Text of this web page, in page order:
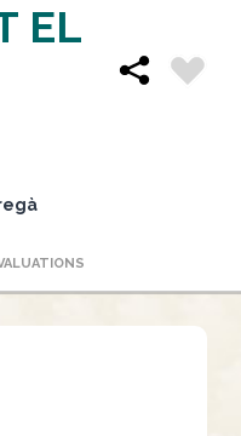
EL